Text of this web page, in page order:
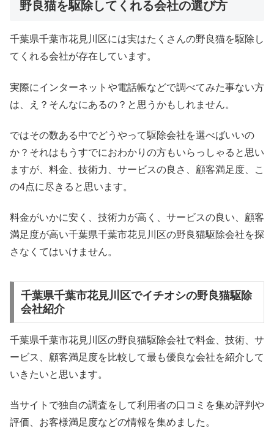
野良猫を駆除してくれる会社の選び方
千葉県千葉市花見川区には実はたくさんの野良猫を駆除し
てくれる会社が存在しています。
実際にインターネットや電話帳などで調べてみた事ない方
は、え？そんなにあるの？と思うかもしれません。
ではその数ある中でどうやって駆除会社を選べばいいの
か？それはもうすでにおわかりの方もいらっしゃると思い
ますが、料金、技術力、サービスの良さ、顧客満足度、こ
の4点に尽きると思います。
料金がいかに安く、技術力が高く、サービスの良い、顧客
満足度が高い千葉県千葉市花見川区の野良猫駆除会社を探
さなくてはいけません。
千葉県千葉市花見川区でイチオシの野良猫駆除
会社紹介
千葉県千葉市花見川区の野良猫駆除会社で料金、技術、サ
ービス、顧客満足度を比較して最も優良な会社を紹介して
いきたいと思います。
当サイトで独自の調査をして利用者の口コミを集め評判や
評価、お客様満足度などの情報を集めました。